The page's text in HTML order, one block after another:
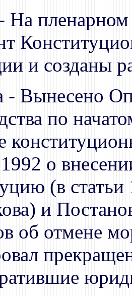
На
и созданы
- Вынесено
по
о
(в
и
об отмене